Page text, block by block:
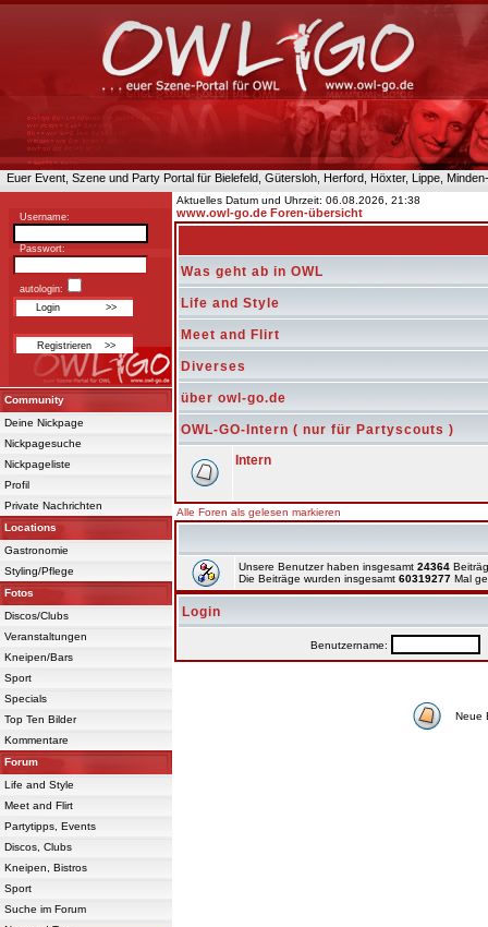
Euer Event, Szene und Party Portal für Bielefeld, Gütersloh, Herford, Höxter, Lippe,
Username:
Passwort:
autologin:
Community
Deine Nickpage
Nickpagesuche
Nickpageliste
Profil
Private Nachrichten
Locations
Gastronomie
Styling/Pflege
Fotos
Discos/Clubs
Veranstaltungen
Kneipen/Bars
Sport
Specials
Top Ten Bilder
Kommentare
Forum
Life and Style
Meet and Flirt
Partytipps, Events
Discos, Clubs
Kneipen, Bistros
Sport
Suche im Forum
Aktuelles Datum und Uhrzeit: 06.08.2026, 21:38
www.owl-go.de Foren-übersicht
Was geht ab in OWL
Life and Style
Meet and Flirt
Diverses
über owl-go.de
OWL-GO-Intern ( nur für Partyscouts )
Intern
Alle Foren als gelesen markieren
Unsere Benutzer haben insgesamt 24364
Die Beiträge wurden insgesamt 60319277 Mal
Login
Benutzername:
Neue